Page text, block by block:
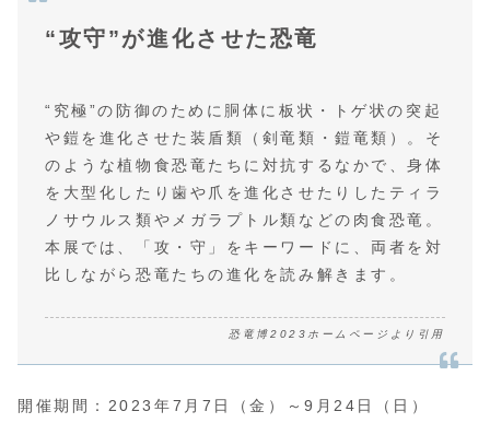
“攻守”が進化させた恐竜
“究極”の防御のために胴体に板状・トゲ状の突起
や鎧を進化させた装盾類（剣竜類・鎧竜類）。そ
のような植物食恐竜たちに対抗するなかで、身体
を大型化したり歯や爪を進化させたりしたティラ
ノサウルス類やメガラプトル類などの肉食恐竜。
本展では、「攻・守」をキーワードに、両者を対
比しながら恐竜たちの進化を読み解きます。
恐竜博2023ホームページより引用
開催期間：2023年7月7日（金）～9月24日（日）